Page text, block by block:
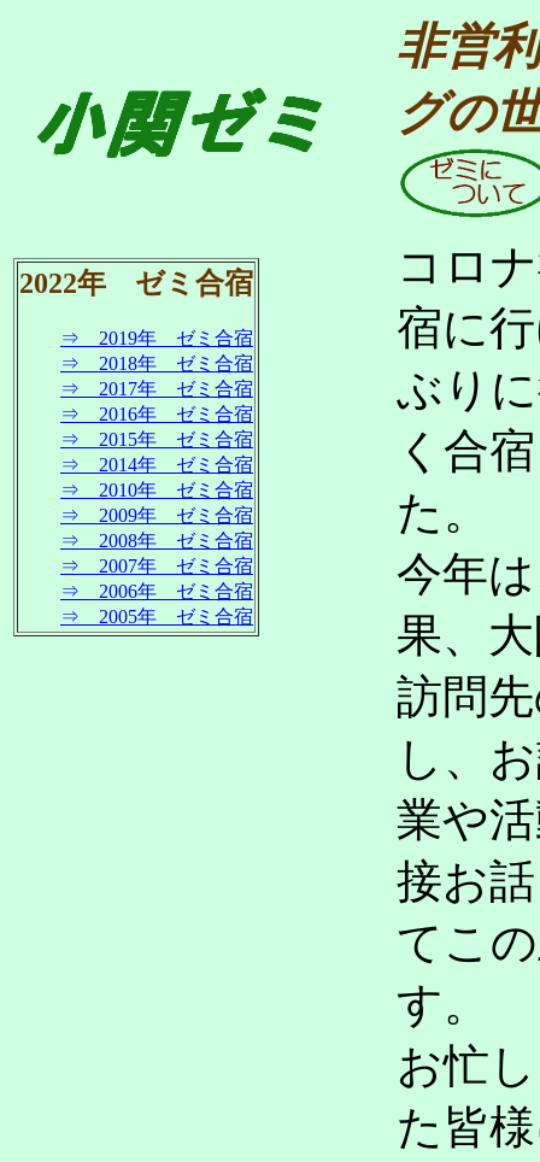
非営
グの
2022年 ゼミ合宿
⇒ 2019年 ゼミ合宿
⇒ 2018年 ゼミ合宿
⇒ 2017年 ゼミ合宿
⇒ 2016年 ゼミ合宿
⇒ 2015年 ゼミ合宿
⇒ 2014年 ゼミ合宿
⇒ 2010年 ゼミ合宿
⇒ 2009年 ゼミ合宿
⇒ 2008年 ゼミ合宿
⇒ 2007年 ゼミ合宿
⇒ 2006年 ゼミ合宿
⇒ 2005年 ゼミ合宿
コロ
宿に
ぶり
く合
た。
今年
果、
訪問
し、
業や
接お
てこ
す。
お忙
た皆